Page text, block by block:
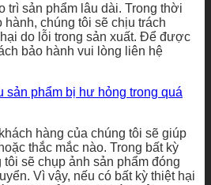
trì sản phẩm lâu dài. Trong thời
chúng tôi sẽ chịu trách
do lỗi trong sản xuất. Để được
bảo hành vui lòng liên hệ
sản phẩm bị hư hỏng trong quá
hàng của chúng tôi sẽ giúp
thắc mắc nào. Trong bất kỳ
sẽ chụp ảnh sản phẩm đóng
Vì vậy, nếu có bất kỳ thiệt hại